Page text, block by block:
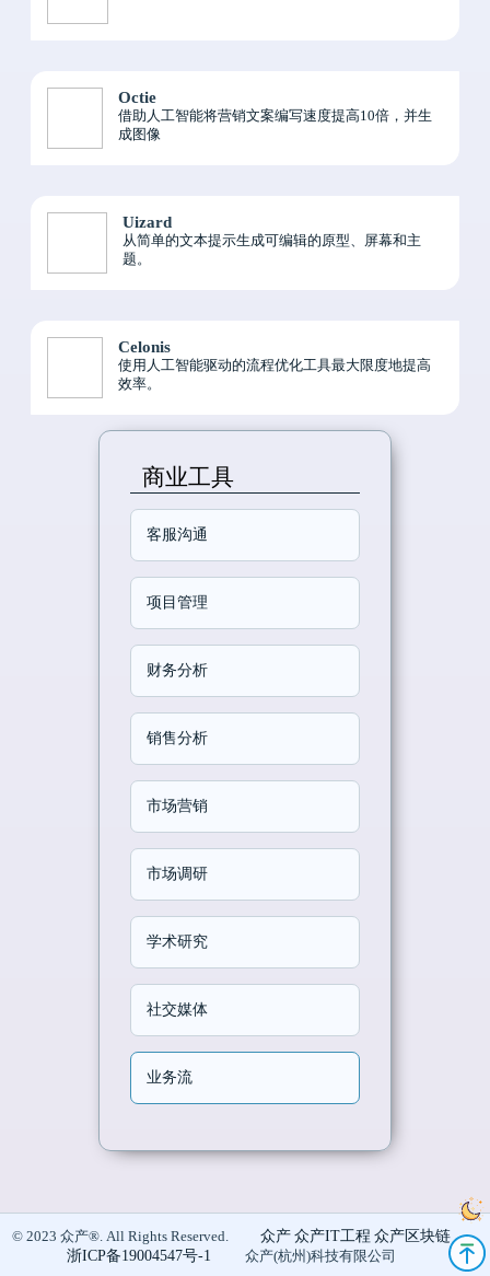
Octie
借助人工智能将营销文案编写速度提高10倍，并生
成图像
Uizard
从简单的文本提示生成可编辑的原型、屏幕和主
题。
Celonis
使用人工智能驱动的流程优化工具最大限度地提高
效率。
商业工具
客服沟通
项目管理
财务分析
销售分析
市场营销
市场调研
学术研究
社交媒体
业务流
© 2023 众产®. All Rights Reserved. 众产 众产IT工程 众产区块链
浙ICP备19004547号-1
众产(杭州)科技有限公司